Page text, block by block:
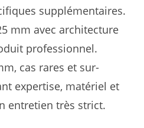
supplémentaires.
mm avec architecture
professionnel.
cas rares et sur-
expertise, matériel et
entretien très strict.